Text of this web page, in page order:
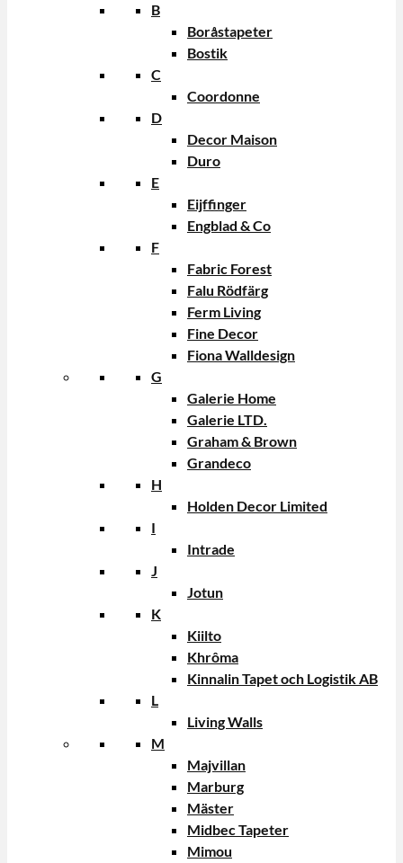
B
Boråstapeter
Bostik
C
Coordonne
D
Decor Maison
Duro
E
Eijffinger
Engblad & Co
F
Fabric Forest
Falu Rödfärg
Ferm Living
Fine Decor
Fiona Walldesign
G
Galerie Home
Galerie LTD.
Graham & Brown
Grandeco
H
Holden Decor Limited
I
Intrade
J
Jotun
K
Kiilto
Khrôma
Kinnalin Tapet och Logistik AB
L
Living Walls
M
Majvillan
Marburg
Mäster
Midbec Tapeter
Mimou